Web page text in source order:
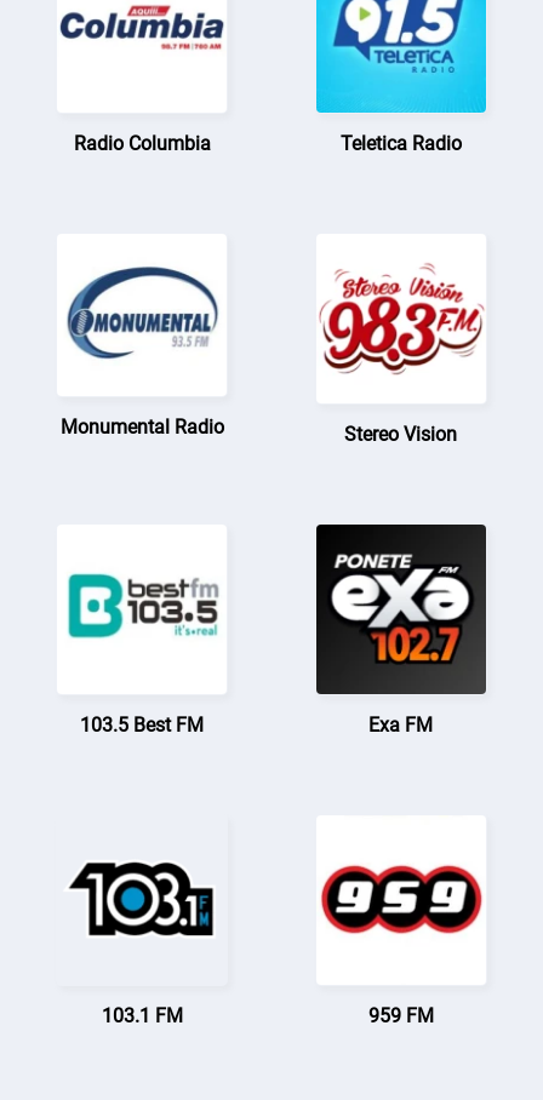
Radio Columbia Teletica Radio
Monumental Radio Stereo Vision
103.5 Best FM Exa FM
103.1 FM 959 FM